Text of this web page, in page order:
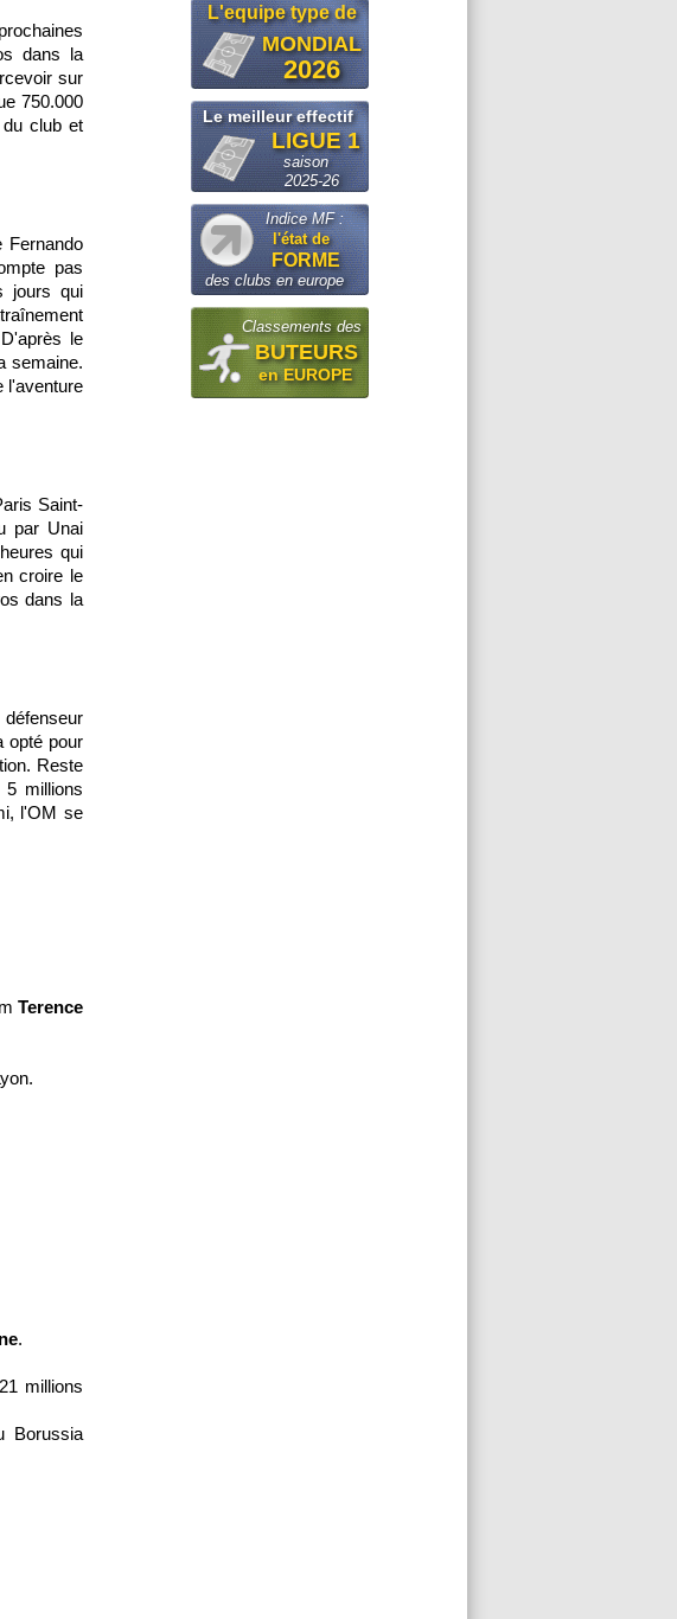
dans la
sur
750.000
club et
pas
jours qui
le
semaine.
l'aventure
Saint-
par Unai
qui
croire le
dans la
opté pour
Reste
5 millions
l'OM se
Terence
.
millions
Borussia
L'equipe type de
MONDIAL
2026
Le meilleur effectif
LIGUE 1
saison
2025-26
Indice MF :
l'état de
FORME
des clubs en europe
Classements des
BUTEURS
en EUROPE